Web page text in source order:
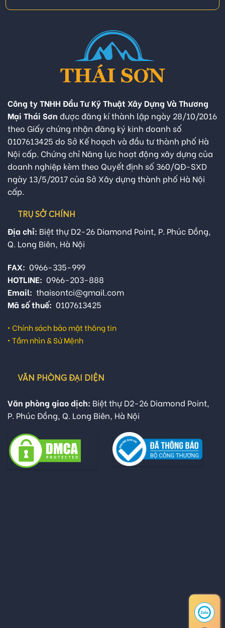
Công ty TNHH Đầu Tư Kỹ Thuật Xây Dựng Và Thương
Mại Thái Sơn được đăng kí thành lập ngày 28/10/2016
theo Giấy chứng nhận đăng ký kinh doanh số
0107613425 do Sở Kế hoạch và đầu tư thành phố Hà
Nội cấp. Chứng chỉ Năng lực hoạt động xây dựng của
doanh nghiệp kèm theo Quyết định số 360/QĐ-SXD
ngày 13/5/2017 của Sở Xây dựng thành phố Hà Nội
cấp.
TRỤ SỞ CHÍNH
Địa chỉ: Biệt thự D2-26 Diamond Point, P. Phúc Đồng,
Q. Long Biên, Hà Nội
FAX: 0966-335-999
HOTLINE: 0966-203-888
Email: thaisontci@gmail.com
Mã số thuế: 0107613425
• Chính sách bảo mật thông tin
• Tầm nhìn & Sứ Mệnh
VĂN PHÒNG ĐẠI DIỆN
Văn phòng giao dịch: Biệt thự D2-26 Diamond Point,
P. Phúc Đồng, Q. Long Biên, Hà Nội